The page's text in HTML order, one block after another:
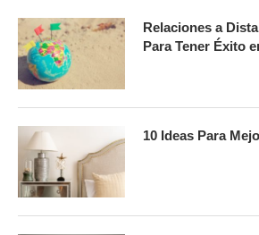
Relaciones a
Para Tener Éxito
10 Ideas Para